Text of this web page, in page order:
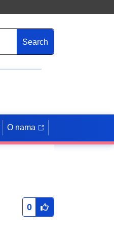
Search
O nama
0